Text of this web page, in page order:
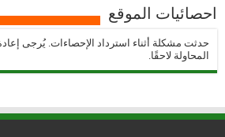
احصائيات الموقع
حدثت مشكلة أثناء استرداد الإحصاءات. يُرجى
المحاولة لاحقًا.